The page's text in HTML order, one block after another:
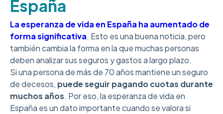
España
La esperanza de vida en España ha aumentado de
forma significativa. Esto es una buena noticia, pero
también cambia la forma en la que muchas personas
deben analizar sus seguros y gastos a largo plazo.
Si una persona de más de 70 años mantiene un seguro
de decesos, puede seguir pagando cuotas durante
muchos años. Por eso, la esperanza de vida en
España es un dato importante cuando se valora si